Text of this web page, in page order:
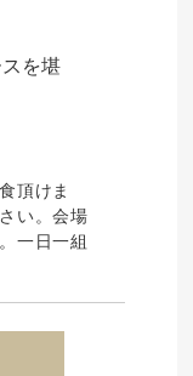
を堪
頂けま
い。会場
一日一組